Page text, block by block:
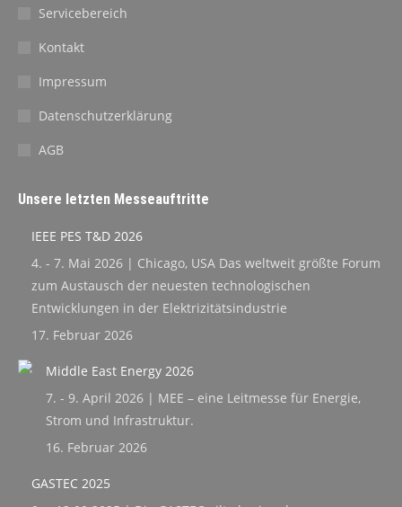
Servicebereich
Kontakt
Impressum
Datenschutzerklärung
AGB
Unsere letzten Messeauftritte
IEEE PES T&D 2026
4. - 7. Mai 2026 | Chicago, USA Das weltweit größte Forum
zum Austausch der neuesten technologischen
Entwicklungen in der Elektrizitätsindustrie
17. Februar 2026
Middle East Energy 2026
7. - 9. April 2026 | MEE – eine Leitmesse für Energie,
Strom und Infrastruktur.
16. Februar 2026
GASTEC 2025